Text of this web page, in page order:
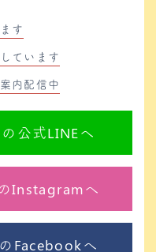
す
ています
内配信中
公式LINEへ
Instagramへ
Facebookへ